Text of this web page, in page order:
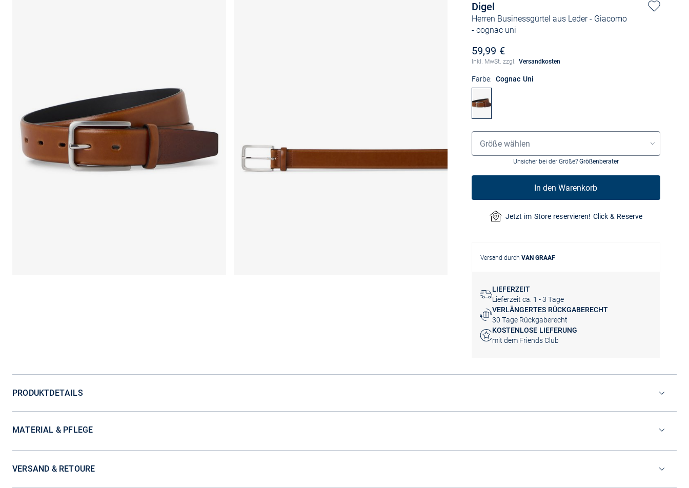
Digel
Herren Businessgürtel aus Leder - Giacomo
- cognac uni
59,99 €
Inkl. MwSt. zzgl. Versandkosten
Farbe: Cognac Uni
Größenauswahl
Größe wählen
Unsicher bei der Größe? Größenberater
In den Warenkorb
Jetzt im Store reservieren! Click & Reserve
Versand durch VAN GRAAF
LIEFERZEIT
Lieferzeit ca. 1 - 3 Tage
VERLÄNGERTES RÜCKGABERECHT
30 Tage Rückgaberecht
KOSTENLOSE LIEFERUNG
mit dem Friends Club
PRODUKTDETAILS
MATERIAL & PFLEGE
VERSAND & RETOURE